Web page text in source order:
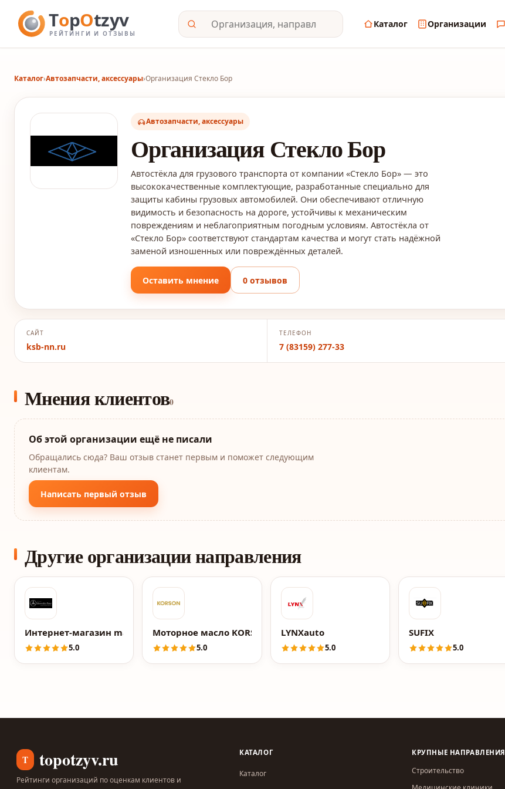
Каталог Организации
Каталог›Автозапчасти, аксессуары›Организация Стекло Бор
Автозапчасти, аксессуары
Организация Стекло Бор
Автостёкла для грузового транспорта от компании «Стекло Бор» — это
высококачественные комплектующие, разработанные специально для
защиты кабины грузовых автомобилей. Они обеспечивают отличную
видимость и безопасность на дороге, устойчивы к механическим
повреждениям и неблагоприятным погодным условиям. Автостёкла от
«Стекло Бор» соответствуют стандартам качества и могут стать надёжной
заменой изношенных или повреждённых деталей.
Оставить мнение 0 отзывов
САЙТ
ksb-nn.ru
ТЕЛЕФОН
7 (83159) 277-33
Мнения клиентов0
Об этой организации ещё не писали
Обращались сюда? Ваш отзыв станет первым и поможет следующим
клиентам.
Написать первый отзыв
Другие организации направления
Интернет-магазин magazinmercedes.ru
5.0
Моторное масло KORSON
5.0
LYNXauto
5.0
SUFIX
5.0
T topotzyv.ru
Рейтинги организаций по оценкам клиентов и
КАТАЛОГ
Каталог
КРУПНЫЕ НАПРАВЛЕНИЯ
Строительство